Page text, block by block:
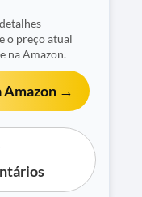
o preço atual
na Amazon.
Amazon →